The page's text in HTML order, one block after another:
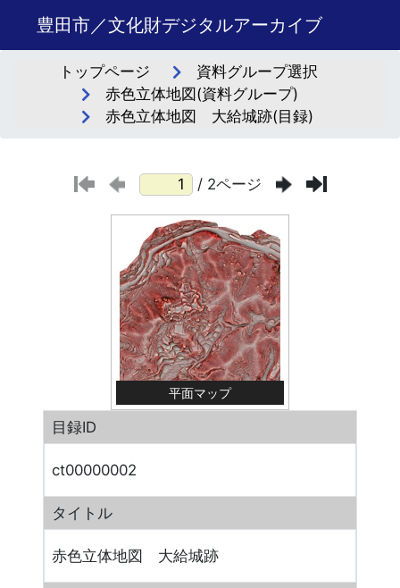
豊田市／文化財デジタルアーカイブ
トップページ
資料グループ選択
赤色立体地図(資料グループ)
赤色立体地図 大給城跡(目録)
/ 2ページ
平面マップ
目録ID
ct00000002
タイトル
赤色立体地図 大給城跡